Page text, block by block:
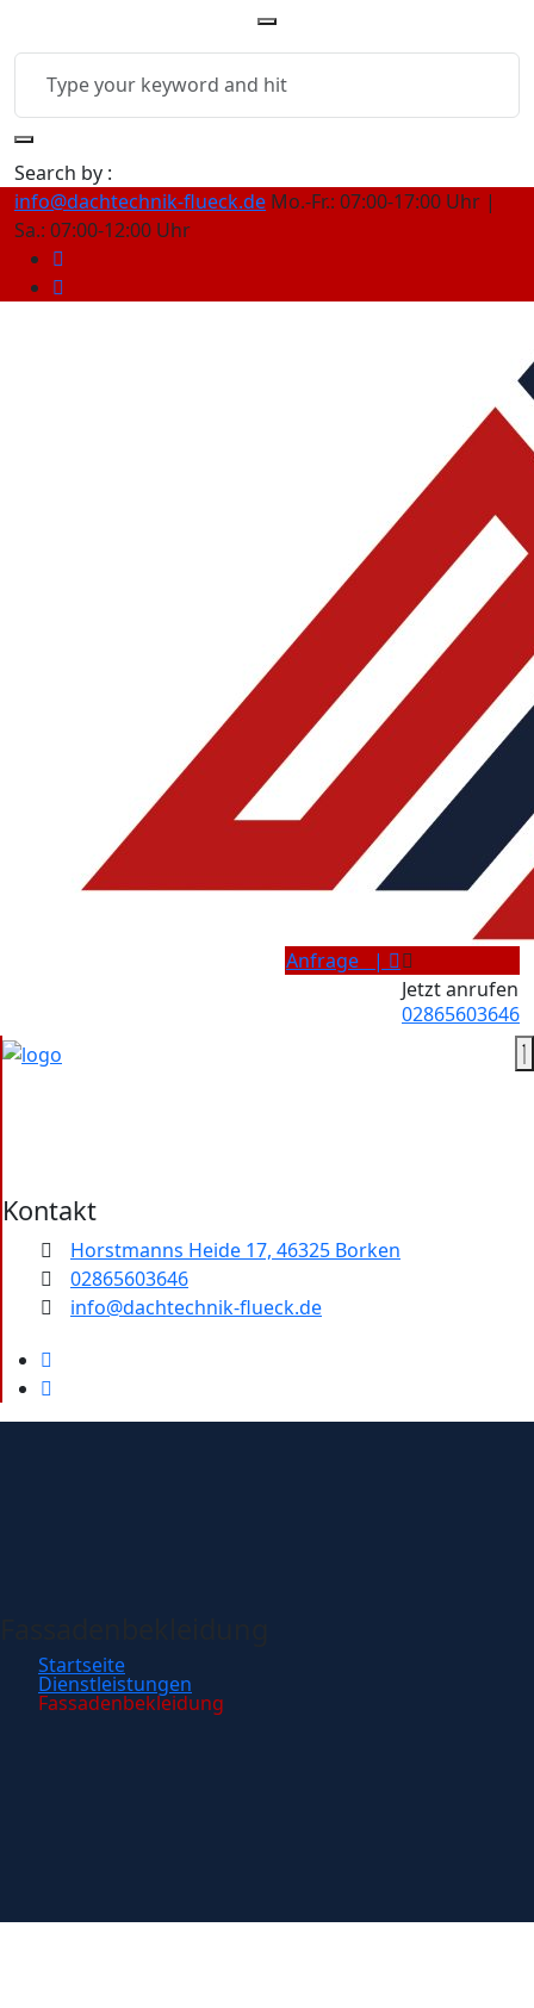
Search by :
info@dachtechnik-flueck.de Mo.-Fr.: 07:00-17:00 Uhr |
Sa.: 07:00-12:00 Uhr
Anfrage |
Jetzt anrufen
02865603646
Kontakt
Horstmanns Heide 17, 46325 Borken
02865603646
info@dachtechnik-flueck.de
Startseite
Dienstleistungen
Fassadenbekleidung